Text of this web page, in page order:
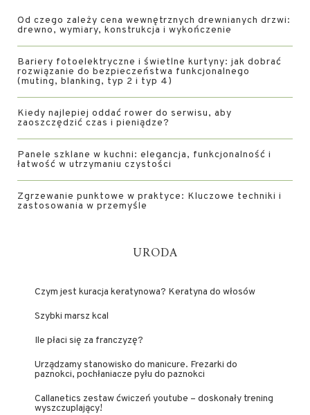
Od czego zależy cena wewnętrznych drewnianych drzwi:
drewno, wymiary, konstrukcja i wykończenie
Bariery fotoelektryczne i świetlne kurtyny: jak dobrać
rozwiązanie do bezpieczeństwa funkcjonalnego
(muting, blanking, typ 2 i typ 4)
Kiedy najlepiej oddać rower do serwisu, aby
zaoszczędzić czas i pieniądze?
Panele szklane w kuchni: elegancja, funkcjonalność i
łatwość w utrzymaniu czystości
Zgrzewanie punktowe w praktyce: Kluczowe techniki i
zastosowania w przemyśle
URODA
Czym jest kuracja keratynowa? Keratyna do włosów
Szybki marsz kcal
Ile płaci się za franczyzę?
Urządzamy stanowisko do manicure. Frezarki do
paznokci, pochłaniacze pyłu do paznokci
Callanetics zestaw ćwiczeń youtube – doskonały trening
wyszczuplający!